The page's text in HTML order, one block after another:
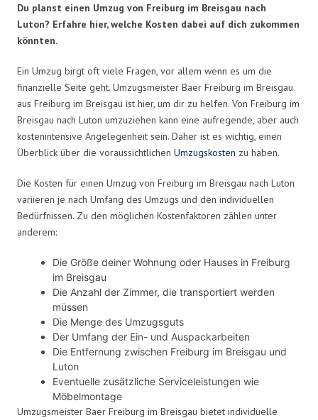
Du planst einen Umzug von Freiburg im Breisgau nach
Luton? Erfahre hier, welche Kosten dabei auf dich zukommen
könnten.
Ein Umzug birgt oft viele Fragen, vor allem wenn es um die
finanzielle Seite geht. Umzugsmeister Baer Freiburg im Breisgau
aus Freiburg im Breisgau ist hier, um dir zu helfen. Von Freiburg im
Breisgau nach Luton umzuziehen kann eine aufregende, aber auch
kostenintensive Angelegenheit sein. Daher ist es wichtig, einen
Überblick über die voraussichtlichen Umzugskosten zu haben.
Die Kosten für einen Umzug von Freiburg im Breisgau nach Luton
variieren je nach Umfang des Umzugs und den individuellen
Bedürfnissen. Zu den möglichen Kostenfaktoren zählen unter
anderem:
Die Größe deiner Wohnung oder Hauses in Freiburg
im Breisgau
Die Anzahl der Zimmer, die transportiert werden
müssen
Die Menge des Umzugsguts
Der Umfang der Ein- und Auspackarbeiten
Die Entfernung zwischen Freiburg im Breisgau und
Luton
Eventuelle zusätzliche Serviceleistungen wie
Möbelmontage
Umzugsmeister Baer Freiburg im Breisgau bietet individuelle